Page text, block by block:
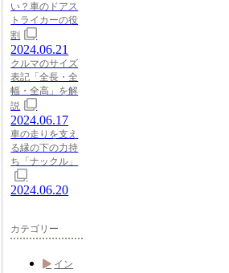
い？車のドアス
トライカーの役
割
2024.06.21
クルマのサイズ
表記「全長・全
幅・全高」を解
説
2024.06.17
車の走りを支え
る縁の下の力持
ち「ナックル」
2024.06.20
カテゴリー
イン